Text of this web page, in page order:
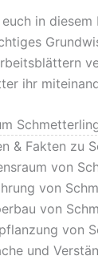
in
ihr
& Fakten zu
von
von
von
von
und